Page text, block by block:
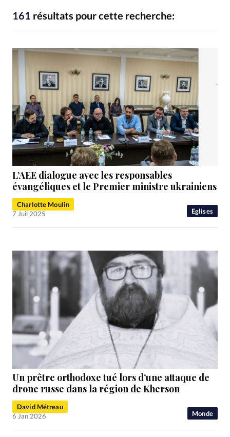
Toute l'actualité Bible Culture
Economie
Eglises
Histoire Laicité
Liberté religieuse
Société
161 résultats pour cette recherche:
Eglises
L’AEE dialogue avec les responsables
évangéliques et le Premier ministre ukrainiens
Charlotte Moulin
7 Juil 2025
Monde
Un prêtre orthodoxe tué lors d’une attaque de
drone russe dans la région de Kherson
David Métreau
6 Jan 2026